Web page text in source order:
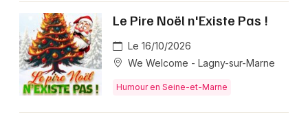
Le Pire Noël n'Existe Pas !
Le 16/10/2026
We Welcome - Lagny-sur-Marne
Humour en Seine-et-Marne